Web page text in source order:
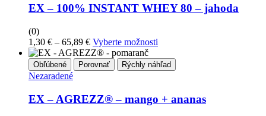
EX – 100% INSTANT WHEY 80 – jahoda
(0)
1,30 € – 65,89 € Vyberte možnosti
Obľúbené Porovnať Rýchly náhľad
Nezaradené
EX – AGREZZ® – mango + ananas